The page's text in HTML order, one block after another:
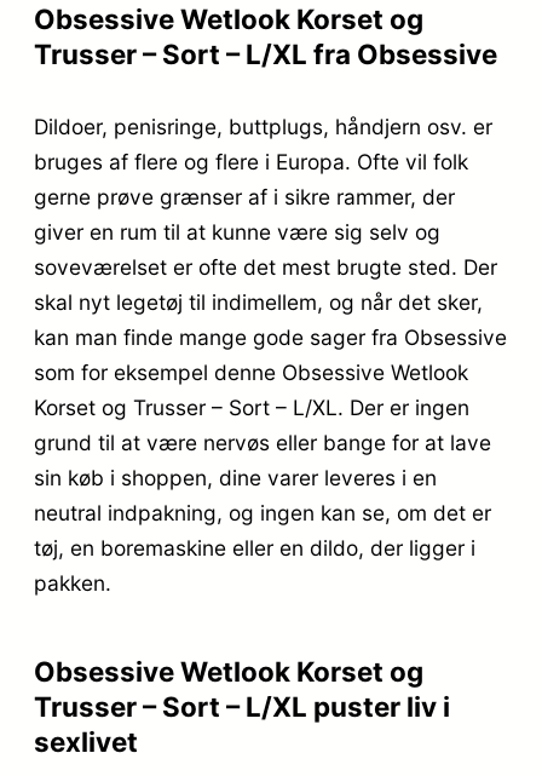
Obsessive Wetlook Korset og
Trusser – Sort – L/XL fra Obsessive
Dildoer, penisringe, buttplugs, håndjern osv. er
bruges af flere og flere i Europa. Ofte vil folk
gerne prøve grænser af i sikre rammer, der
giver en rum til at kunne være sig selv og
soveværelset er ofte det mest brugte sted. Der
skal nyt legetøj til indimellem, og når det sker,
kan man finde mange gode sager fra Obsessive
som for eksempel denne Obsessive Wetlook
Korset og Trusser – Sort – L/XL. Der er ingen
grund til at være nervøs eller bange for at lave
sin køb i shoppen, dine varer leveres i en
neutral indpakning, og ingen kan se, om det er
tøj, en boremaskine eller en dildo, der ligger i
pakken.
Obsessive Wetlook Korset og
Trusser – Sort – L/XL puster liv i
sexlivet